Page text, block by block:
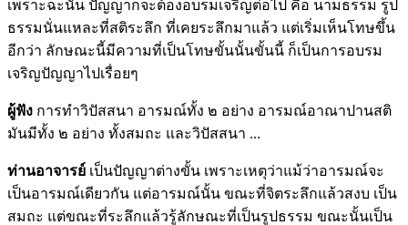
เพราะฉะนั้น ปัญญาก็จะต้องอบรมเจริญต่อไป คือ นามธรรม รูป
ธรรมนั่นแหละที่สติระลึก ที่เคยระลึกมาแล้ว แต่เริ่มเห็นโทษขึ้น
อีกว่า ลักษณะนี้มีความที่เป็นโทษขั้นนั้นขั้นนี้ ก็เป็นการอบรม
เจริญปัญญาไปเรื่อยๆ
ผู้ฟัง การทำวิปัสสนา อารมณ์ทั้ง ๒ อย่าง อารมณ์อาณาปานสติ
มันมีทั้ง ๒ อย่าง ทั้งสมถะ และวิปัสสนา ...
ท่านอาจารย์ เป็นปัญญาต่างขั้น เพราะเหตุว่าแม้ว่าอารมณ์จะ
เป็นอารมณ์เดียวกัน แต่อารมณ์นั้น ขณะที่จิตระลึกแล้วสงบ เป็น
สมถะ แต่ขณะที่ระลึกแล้วรู้ลักษณะที่เป็นรูปธรรม ขณะนั้นเป็น